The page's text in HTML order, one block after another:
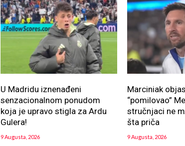
U Madridu iznenađeni
senzacionalnom ponudom
koja je upravo stigla za Ardu
Gulera!
9 Augusta, 2026
Marciniak
“pomilovao”
stručnjaci ne
šta priča
9 Augusta, 2026